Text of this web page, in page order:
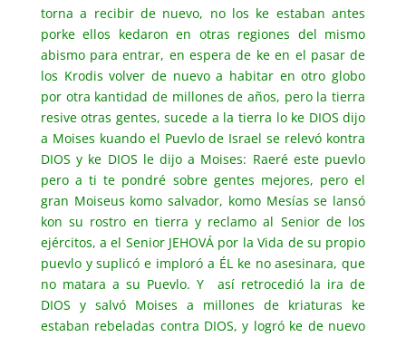
torna a recibir de nuevo, no los ke estaban antes
porke ellos kedaron en otras regiones del mismo
abismo para entrar, en espera de ke en el pasar de
los Krodis volver de nuevo a habitar en otro globo
por otra kantidad de millones de años, pero la tierra
resive otras gentes, sucede a la tierra lo ke DIOS dijo
a Moises kuando el Puevlo de Israel se relevó kontra
DIOS y ke DIOS le dijo a Moises: Raeré este puevlo
pero a ti te pondré sobre gentes mejores, pero el
gran Moiseus komo salvador, komo Mesías se lansó
kon su rostro en tierra y reclamo al Senior de los
ejércitos, a el Senior JEHOVÁ por la Vida de su propio
puevlo y suplicó e imploró a ÉL ke no asesinara, que
no matara a su Puevlo. Y así retrocedió la ira de
DIOS y salvó Moises a millones de kriaturas ke
estaban rebeladas contra DIOS, y logró ke de nuevo